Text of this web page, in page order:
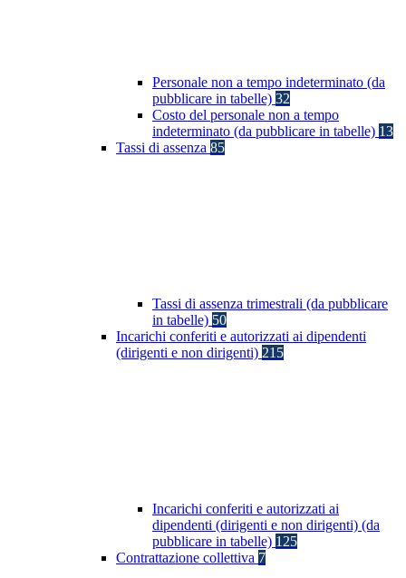
Personale non a tempo indeterminato (da
pubblicare in tabelle) 32
Costo del personale non a tempo
indeterminato (da pubblicare in tabelle) 13
Tassi di assenza 85
Tassi di assenza trimestrali (da pubblicare
in tabelle) 50
Incarichi conferiti e autorizzati ai dipendenti
(dirigenti e non dirigenti) 215
Incarichi conferiti e autorizzati ai
dipendenti (dirigenti e non dirigenti) (da
pubblicare in tabelle) 125
Contrattazione collettiva 7